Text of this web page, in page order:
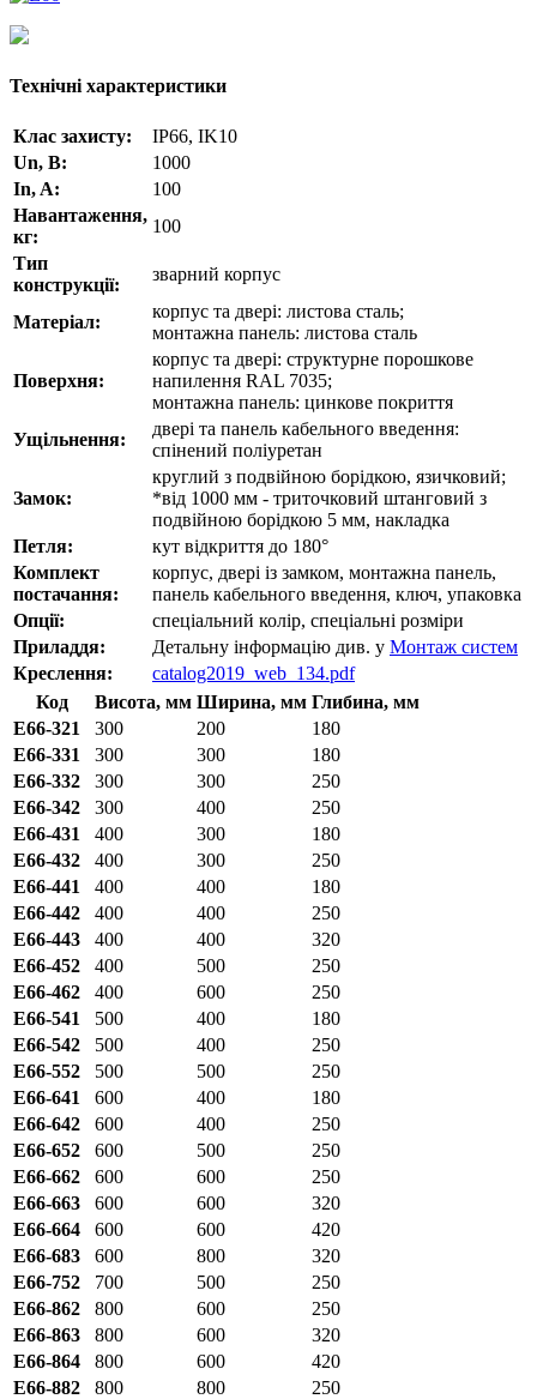
Технічні характеристики
Клас захисту:
IP66, IK10
Un, B:
1000
In, A:
100
Навантаження,
кг:
100
Тип
конструкції:
зварний корпус
Матеріал:
корпус та двері: листова сталь;
монтажна панель: листова сталь
Поверхня:
корпус та двері: структурне порошкове
напилення RAL 7035;
монтажна панель: цинкове покриття
Ущільнення:
двері та панель кабельного введення:
спінений поліуретан
Замок:
круглий з подвійною борідкою, язичковий;
*від 1000 мм - триточковий штанговий з
подвійною борідкою 5 мм, накладка
Петля:
кут відкриття до 180°
Комплект
постачання:
корпус, двері із замком, монтажна панель,
панель кабельного введення, ключ, упаковка
Опції:
спеціальний колір, спеціальні розміри
Приладдя:
Детальну інформацію див. у Монтаж систем
Креслення:
catalog2019_web_134.pdf
Код
Висота, мм Ширина, мм Глибина, мм
E66-321
300 200
180
E66-331
300 300
180
E66-332
300 300
250
E66-342
300 400
250
E66-431
400 300
180
E66-432
400 300
250
E66-441
400 400
180
E66-442
400 400
250
E66-443
400 400
320
E66-452
400 500
250
E66-462
400 600
250
E66-541
500 400
180
E66-542
500 400
250
E66-552
500 500
250
E66-641
600 400
180
E66-642
600 400
250
E66-652
600 500
250
E66-662
600 600
250
E66-663
600 600
320
E66-664
600 600
420
E66-683
600 800
320
E66-752
700 500
250
E66-862
800 600
250
E66-863
800 600
320
E66-864
800 600
420
E66-882
800 800
250